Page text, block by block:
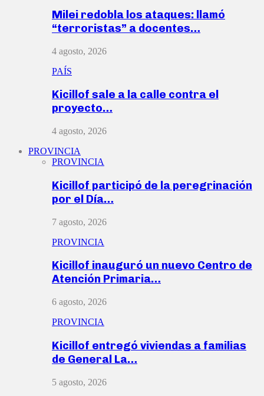
Milei redobla los ataques: llamó
“terroristas” a docentes…
4 agosto, 2026
PAÍS
Kicillof sale a la calle contra el
proyecto…
4 agosto, 2026
PROVINCIA
PROVINCIA
Kicillof participó de la peregrinación
por el Día…
7 agosto, 2026
PROVINCIA
Kicillof inauguró un nuevo Centro de
Atención Primaria…
6 agosto, 2026
PROVINCIA
Kicillof entregó viviendas a familias
de General La…
5 agosto, 2026